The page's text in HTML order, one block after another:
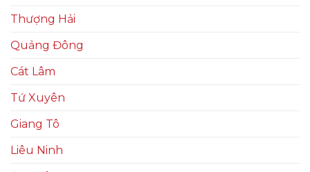
Thượng Hải
Quảng Đông
Cát Lâm
Tứ Xuyên
Giang Tô
Liêu Ninh